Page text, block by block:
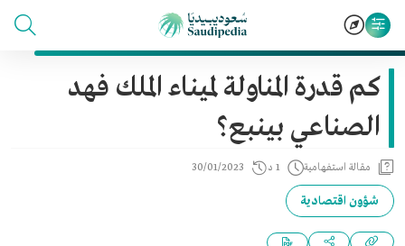
كم قدرة المناولة لميناء الملك فهد
الصناعي بينبع؟
مقالة استفهامية 1 د 30/01/2023
شؤون اقتصادية